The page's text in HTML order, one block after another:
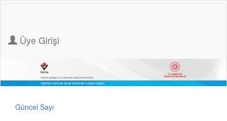
Üye Girişi
Güncel Sayı